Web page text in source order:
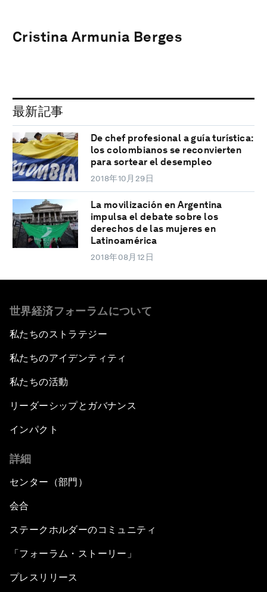
Cristina Armunia Berges
最新記事
De chef profesional a guía turística:
los colombianos se reconvierten
para sortear el desempleo
2018年10月29日
La movilización en Argentina
impulsa el debate sobre los
derechos de las mujeres en
Latinoamérica
2018年08月12日
世界経済フォーラムについて
私たちのストラテジー
私たちのアイデンティティ
私たちの活動
リーダーシップとガバナンス
インパクト
詳細
センター（部門）
会合
ステークホルダーのコミュニティ
「フォーラム・ストーリー」
プレスリリース